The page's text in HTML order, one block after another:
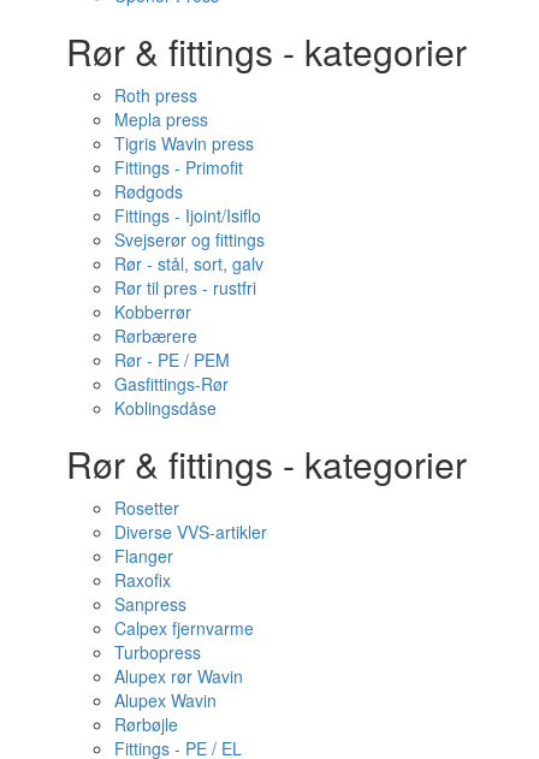
Rør & fittings - kategorier
Roth press
Mepla press
Tigris Wavin press
Fittings - Primofit
Rødgods
Fittings - Ijoint/Isiflo
Svejserør og fittings
Rør - stål, sort, galv
Rør til pres - rustfri
Kobberrør
Rørbærere
Rør - PE / PEM
Gasfittings-Rør
Koblingsdåse
Rør & fittings - kategorier
Rosetter
Diverse VVS-artikler
Flanger
Raxofix
Sanpress
Calpex fjernvarme
Turbopress
Alupex rør Wavin
Alupex Wavin
Rørbøjle
Fittings - PE / EL